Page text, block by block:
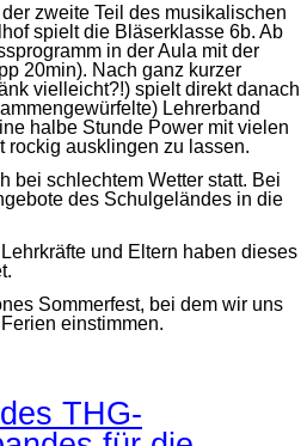
zweite Teil des musikalischen
spielt die Bläserklasse 6b. Ab
in der Aula mit der
20min). Nach ganz kurzer
vielleicht?!) spielt direkt danach
Lehrerband
halbe Stunde Power mit vielen
rockig ausklingen zu lassen.
bei schlechtem Wetter statt. Bei
des Schulgeländes in die
und Eltern haben dieses
Sommerfest, bei dem wir uns
einstimmen.
THG-